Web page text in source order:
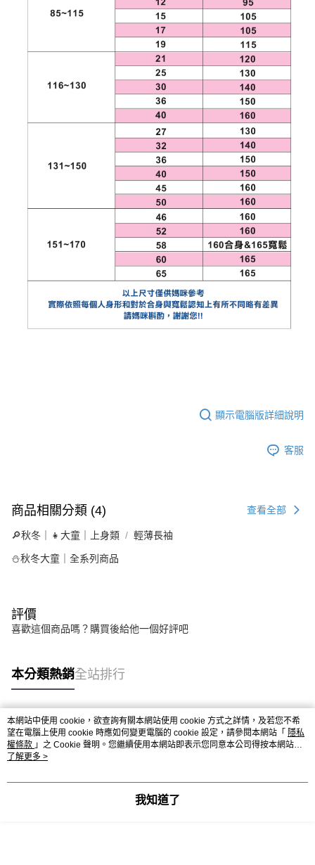
顯示電腦版詳細說明
客服
商品相關分類 (4) 查看全部
🔎秋冬｜👧大童｜上身類 輕薄長袖
⛄秋冬大童｜全系列商品
評價
喜歡這個商品嗎？購買後給他一個好評吧
本分類熱銷全站排行
熱門標籤
本網站中使用 cookie，欲查詢有關本網站使用 cookie 方式之詳情，及若您不希
望在電腦上使用 cookie 時應如何變更電腦的 cookie 設定，請參閱本網站「 隱私
權條款 」之 Cookie 聲明。您繼續使用本網站即表示您同意本公司得按本網站使
用條款之 Cookie 聲明使用 cookie。
了解更多 >
我知道了